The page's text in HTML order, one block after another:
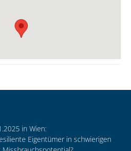
in Wien:
Eigentümer in schwierigen